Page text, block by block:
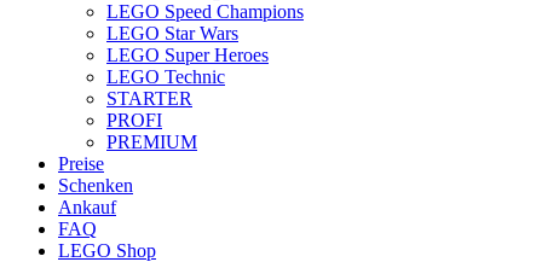
LEGO Speed Champions
LEGO Star Wars
LEGO Super Heroes
LEGO Technic
STARTER
PROFI
PREMIUM
Preise
Schenken
Ankauf
FAQ
LEGO Shop